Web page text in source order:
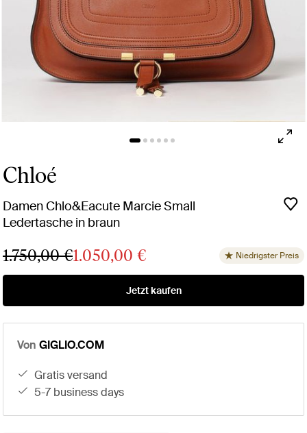
Chloé
Damen Chlo&Eacute Marcie Small
Ledertasche in braun
1.750,00 €1.050,00 € Niedrigster Preis
Jetzt kaufen
Von GIGLIO.COM
gratis versand
5-7 business days